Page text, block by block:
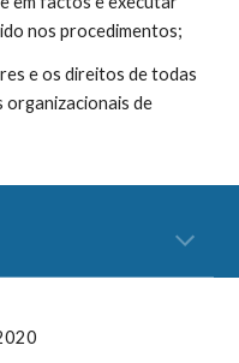
nos procedimentos;
e os direitos de todas
organizacionais de